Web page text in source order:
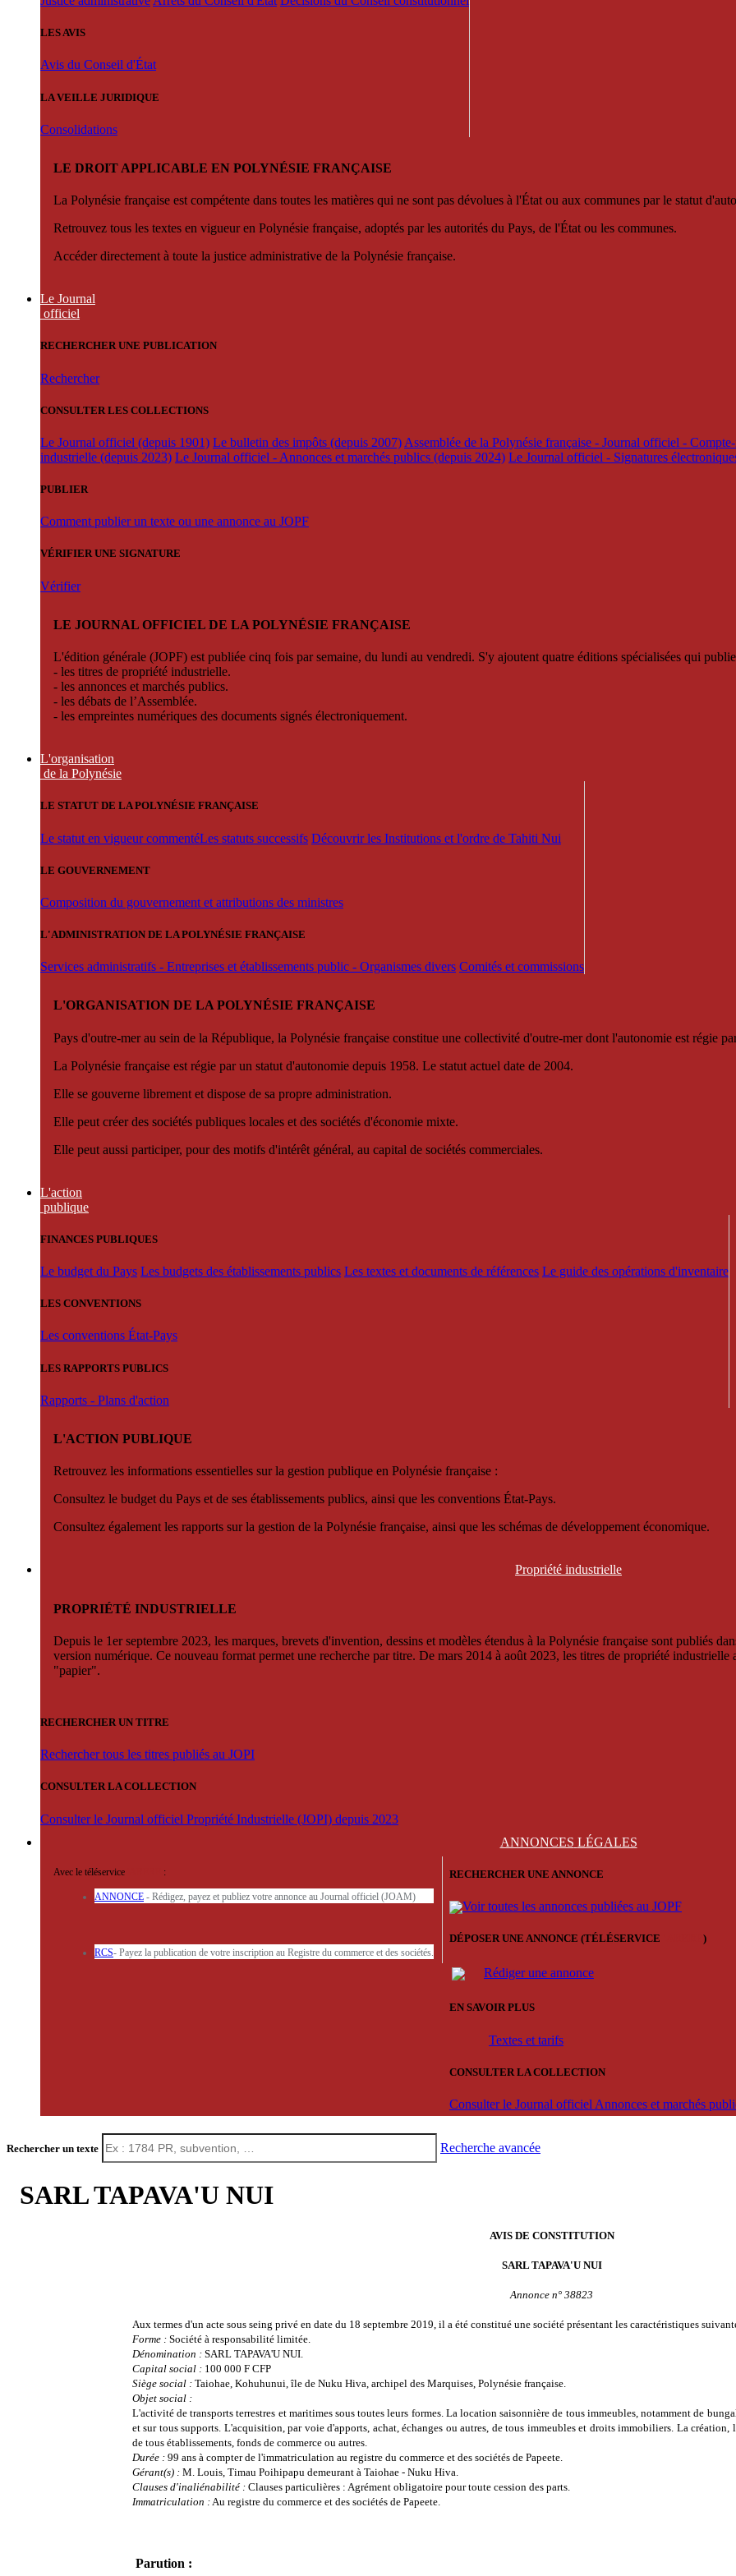
LES AVIS
Avis du Conseil d'État
LA VEILLE JURIDIQUE
Consolidations
LE DROIT APPLICABLE EN POLYNÉSIE FRANÇAISE
La Polynésie française est compétente dans toutes les matières qui ne sont pas dévolues à l'État ou aux communes par le statut
Retrouvez tous les textes en vigueur en Polynésie française, adoptés par les autorités du Pays, de l'État ou les communes.
Accéder directement à toute la justice administrative de la Polynésie française.
Le Journal
officiel
RECHERCHER UNE PUBLICATION
Rechercher
CONSULTER LES COLLECTIONS
Le Journal officiel (depuis 1901) Le bulletin des impôts (depuis 2007) Assemblée de la Polynésie française - Journal officiel -
industrielle (depuis 2023) Le Journal officiel - Annonces et marchés publics (depuis 2024) Le Journal officiel - Signatures
PUBLIER
Comment publier un texte ou une annonce au JOPF
VÉRIFIER UNE SIGNATURE
Vérifier
LE JOURNAL OFFICIEL DE LA POLYNÉSIE FRANÇAISE
L'édition générale (JOPF) est publiée cinq fois par semaine, du lundi au vendredi. S'y ajoutent quatre éditions spécialisées qui
- les titres de propriété industrielle.
- les annonces et marchés publics.
- les débats de l’Assemblée.
- les empreintes numériques des documents signés électroniquement.
L'organisation
de la Polynésie
LE STATUT DE LA POLYNÉSIE FRANÇAISE
Le statut en vigueur commentéLes statuts successifs Découvrir les Institutions et l'ordre de Tahiti Nui
LE GOUVERNEMENT
Composition du gouvernement et attributions des ministres
L'ADMINISTRATION DE LA POLYNÉSIE FRANÇAISE
Services administratifs - Entreprises et établissements public - Organismes divers Comités et commissions
L'ORGANISATION DE LA POLYNÉSIE FRANÇAISE
Pays d'outre-mer au sein de la République, la Polynésie française constitue une collectivité d'outre-mer dont l'autonomie est régie
La Polynésie française est régie par un statut d'autonomie depuis 1958. Le statut actuel date de 2004.
Elle se gouverne librement et dispose de sa propre administration.
Elle peut créer des sociétés publiques locales et des sociétés d'économie mixte.
Elle peut aussi participer, pour des motifs d'intérêt général, au capital de sociétés commerciales.
L'action
publique
FINANCES PUBLIQUES
Le budget du Pays Les budgets des établissements publics Les textes et documents de références Le guide des opérations d'inventaire
LES CONVENTIONS
Les conventions État-Pays
LES RAPPORTS PUBLICS
Rapports - Plans d'action
L'ACTION PUBLIQUE
Retrouvez les informations essentielles sur la gestion publique en Polynésie française :
Consultez le budget du Pays et de ses établissements publics, ainsi que les conventions État-Pays.
Consultez également les rapports sur la gestion de la Polynésie française, ainsi que les schémas de développement économique.
Propriété industrielle
PROPRIÉTÉ INDUSTRIELLE
Depuis le 1er septembre 2023, les marques, brevets d'invention, dessins et modèles étendus à la Polynésie française sont publiés
version numérique. Ce nouveau format permet une recherche par titre. De mars 2014 à août 2023, les titres de propriété
"papier".
RECHERCHER UN TITRE
Rechercher tous les titres publiés au JOPI
CONSULTER LA COLLECTION
Consulter le Journal officiel Propriété Industrielle (JOPI) depuis 2023
ANNONCES LÉGALES
Avec le téléservice :
ANNONCE - Rédigez, payez et publiez votre annonce au Journal officiel (JOAM)
RCS- Payez la publication de votre inscription au Registre du commerce et des sociétés.
RECHERCHER UNE ANNONCE
Voir toutes les annonces publiées au JOPF
DÉPOSER UNE ANNONCE (TÉLÉSERVICE )
Rédiger une annonce
EN SAVOIR PLUS
Textes et tarifs
CONSULTER LA COLLECTION
Consulter le Journal officiel Annonces et marchés
Rechercher un texte Recherche avancée
SARL TAPAVA'U NUI
AVIS DE CONSTITUTION
SARL TAPAVA'U NUI
Annonce n° 38823
Aux termes d'un acte sous seing privé en date du 18 septembre 2019, il a été constitué une société présentant les caractéristiques
Forme :Société à responsabilité limitée.
Dénomination : SARL TAPAVA'U NUI.
Capital social :100 000 F CFP
Siège social :Taiohae, Kohuhunui, île de Nuku Hiva, archipel des Marquises, Polynésie française.
Objet social :
L'activité de transports terrestres et maritimes sous toutes leurs formes. La location saisonnière de tous immeubles, notamment de
et sur tous supports. L'acquisition, par voie d'apports, achat, échanges ou autres, de tous immeubles et droits immobiliers. La
de tous établissements, fonds de commerce ou autres.
Durée :99 ans à compter de l'immatriculation au registre du commerce et des sociétés de Papeete.
Gérant(s) :M. Louis, Timau Poihipapu demeurant à Taiohae - Nuku Hiva.
Clauses d'inaliénabilité :Clauses particulières : Agrément obligatoire pour toute cession des parts.
Immatriculation :Au registre du commerce et des sociétés de Papeete.
Parution :